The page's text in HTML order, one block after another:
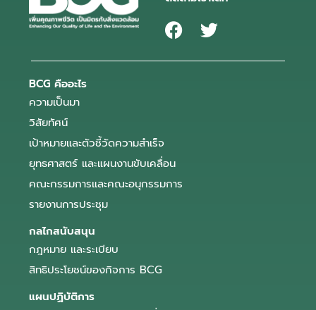
BCG คืออะไร
ความเป็นมา
วิสัยทัศน์
เป้าหมายและตัวชี้วัดความสำเร็จ
ยุทธศาสตร์ และแผนงานขับเคลื่อน
คณะกรรมการและคณะอนุกรรมการ
รายงานการประชุม
กลไกสนับสนุน
กฎหมาย และระเบียบ
สิทธิประโยชน์ของกิจการ BCG
แผนปฏิบัติการ